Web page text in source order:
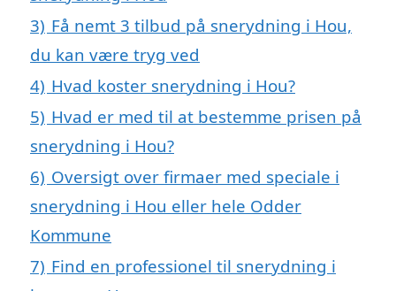
3) Få nemt 3 tilbud på snerydning i Hou,
du kan være tryg ved
4) Hvad koster snerydning i Hou?
5) Hvad er med til at bestemme prisen på
snerydning i Hou?
6) Oversigt over firmaer med speciale i
snerydning i Hou eller hele Odder
Kommune
7) Find en professionel til snerydning i